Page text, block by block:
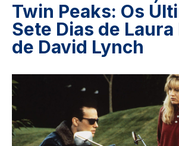
Twin Peaks: Os
Sete Dias de Laura
de David Lynch
Image